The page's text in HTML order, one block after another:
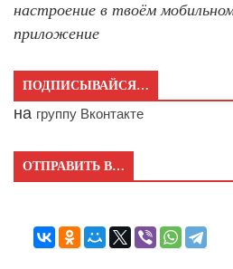
настроение в твоём
приложение
ПОДПИСЫВАЙСЯ…
на группу Вконтакте
ОТПРАВИТЬ В…